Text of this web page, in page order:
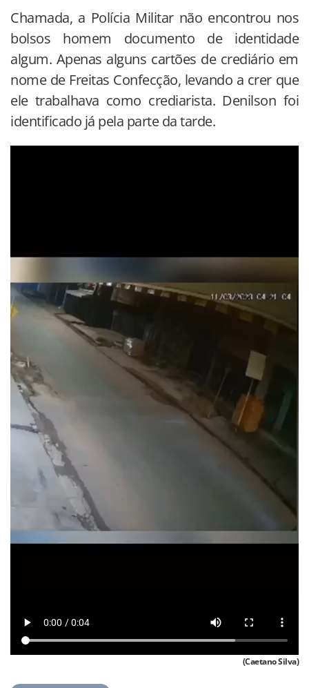
Chamada, a Polícia Militar não encontrou nos
bolsos homem documento de identidade
algum. Apenas alguns cartões de crediário em
nome de Freitas Confecção, levando a crer que
ele trabalhava como crediarista. Denilson foi
identificado já pela parte da tarde.
(Caetano Silva)